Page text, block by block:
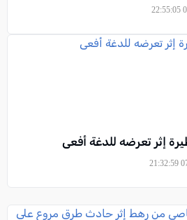
إثر تعرضه للدغة أفعى